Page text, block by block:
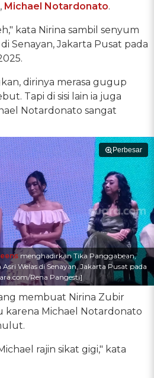
Michael Notardonato.
kata Nirina sambil senyum
Senayan, Jakarta Pusat pada
dirinya merasa gugup
Tapi di sisi lain ia juga
Notardonato sangat
Perbesar
menghadirkan Tika Panggabean,
Welas di Senayan, Jakarta Pusat pada
Rena Pangesti]
membuat Nirina Zubir
karena Michael Notardonato
rajin sikat gigi," kata